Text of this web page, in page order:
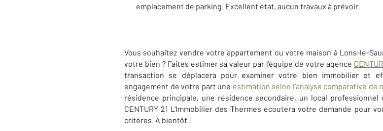
emplacement de parking. Excellent état, aucun travaux à prévoir.
Vous souhaitez vendre votre appartement ou votre maison à Lons-le-
votre bien ? Faites estimer sa valeur par l'équipe de votre agence
transaction se déplacera pour examiner votre bien immobilier et
engagement de votre part une estimation selon l’analyse comparative de
résidence principale, une résidence secondaire, un local
CENTURY 21 L'Immobilier des Thermes écoutera votre demande pour
critères. A bientôt !